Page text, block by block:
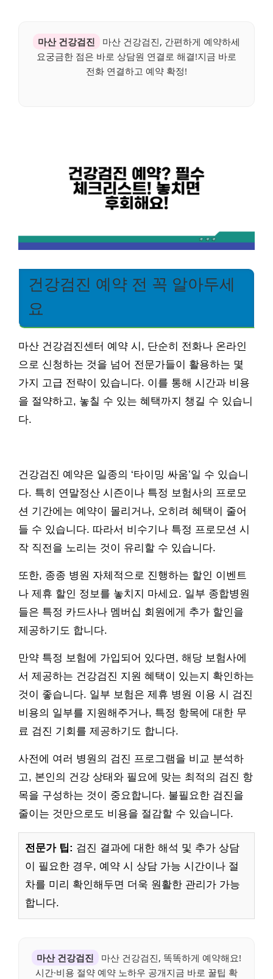
마산 건강검진
마산 건강검진, 간편하게 예약하세
요궁금한 점은 바로 상담원 연결로 해결!지금 바로
전화 연결하고 예약 확정!
건강검진 예약 전 꼭 알아두세
요
마산 건강검진센터 예약 시, 단순히 전화나 온라인
으로 신청하는 것을 넘어 전문가들이 활용하는 몇
가지 고급 전략이 있습니다. 이를 통해 시간과 비용
을 절약하고, 놓칠 수 있는 혜택까지 챙길 수 있습니
다.
건강검진 예약은 일종의 ‘타이밍 싸움’일 수 있습니
다. 특히 연말정산 시즌이나 특정 보험사의 프로모
션 기간에는 예약이 몰리거나, 오히려 혜택이 줄어
들 수 있습니다. 따라서 비수기나 특정 프로모션 시
작 직전을 노리는 것이 유리할 수 있습니다.
또한, 종종 병원 자체적으로 진행하는 할인 이벤트
나 제휴 할인 정보를 놓치지 마세요. 일부 종합병원
들은 특정 카드사나 멤버십 회원에게 추가 할인을
제공하기도 합니다.
만약 특정 보험에 가입되어 있다면, 해당 보험사에
서 제공하는 건강검진 지원 혜택이 있는지 확인하는
것이 좋습니다. 일부 보험은 제휴 병원 이용 시 검진
비용의 일부를 지원해주거나, 특정 항목에 대한 무
료 검진 기회를 제공하기도 합니다.
사전에 여러 병원의 검진 프로그램을 비교 분석하
고, 본인의 건강 상태와 필요에 맞는 최적의 검진 항
목을 구성하는 것이 중요합니다. 불필요한 검진을
줄이는 것만으로도 비용을 절감할 수 있습니다.
전문가 팁: 검진 결과에 대한 해석 및 추가 상담
이 필요한 경우, 예약 시 상담 가능 시간이나 절
차를 미리 확인해두면 더욱 원활한 관리가 가능
합니다.
마산 건강검진
마산 건강검진, 똑똑하게 예약해요!
시간·비용 절약 예약 노하우 공개지금 바로 꿀팁 확